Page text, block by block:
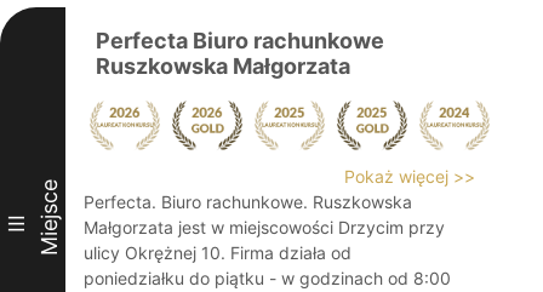
III Miejsce
Perfecta Biuro rachunkowe
Ruszkowska Małgorzata
Pokaż więcej >>
Perfecta. Biuro rachunkowe. Ruszkowska
Małgorzata jest w miejscowości Drzycim przy
ulicy Okrężnej 10. Firma działa od
poniedziałku do piątku - w godzinach od 8:00